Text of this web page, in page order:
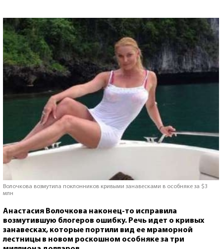
Волочкова возмутила поклонников кривыми занавесками в особняке за $3
млн
Анастасия Волочкова наконец-то исправила
возмутившую блогеров ошибку. Речь идет о кривых
занавесках, которые портили вид ее мраморной
лестницы в новом роскошном особняке за три